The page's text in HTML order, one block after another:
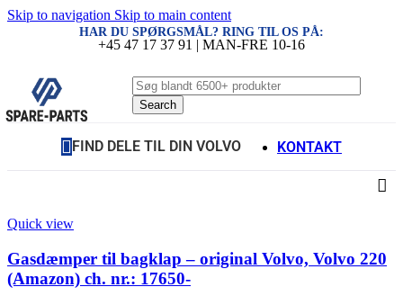
Skip to navigation Skip to main content
HAR DU SPØRGSMÅL? RING TIL OS PÅ:
+45 47 17 37 91 | MAN-FRE 10-16
Search
FIND DELE TIL DIN VOLVO KONTAKT
Quick view
Gasdæmper til bagklap – original Volvo, Volvo 220
(Amazon) ch. nr.: 17650-